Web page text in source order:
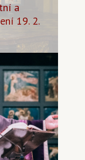
a
19. 2.